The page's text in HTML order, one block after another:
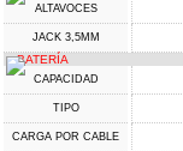
ALTAVOCES
JACK 3,5MM
BATERÍA
CAPACIDAD
TIPO
CARGA POR CABLE